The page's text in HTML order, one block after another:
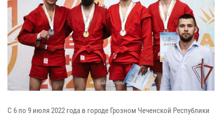
С 6 по 9 июля 2022 года в городе Грозном Чеченской Республики